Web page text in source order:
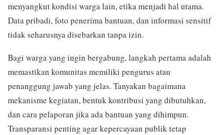
menyangkut kondisi warga lain, etika menjadi hal utama.
Data pribadi, foto penerima bantuan, dan informasi sensitif
tidak seharusnya disebarkan tanpa izin.
Bagi warga yang ingin bergabung, langkah pertama adalah
memastikan komunitas memiliki pengurus atau
penanggung jawab yang jelas. Tanyakan bagaimana
mekanisme kegiatan, bentuk kontribusi yang dibutuhkan,
dan cara pelaporan jika ada bantuan yang dihimpun.
Transparansi penting agar kepercayaan publik tetap